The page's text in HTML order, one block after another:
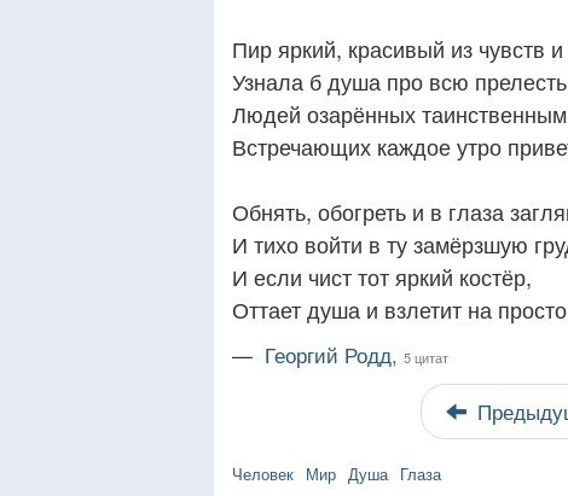
Пир яркий, красивый из чувств
Узнала б душа про всю
Людей озарённых
Встречающих каждое утро
Обнять, обогреть и в глаза
И тихо войти в ту замёрзшую
И если чист тот яркий костёр,
Оттает душа и взлетит на
— Георгий Родд, 5 цитат
Человек Мир Душа Глаза